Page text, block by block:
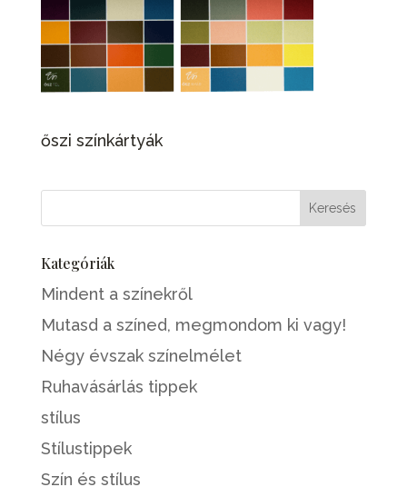
őszi színkártyák
Kategóriák
Mindent a színekről
Mutasd a színed, megmondom ki vagy!
Négy évszak színelmélet
Ruhavásárlás tippek
stílus
Stílustippek
Szín és stílus